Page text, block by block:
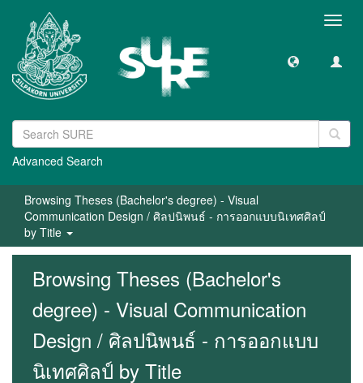
Advanced Search
Browsing Theses (Bachelor's degree) - Visual
Communication Design / ศิลปนิพนธ์ - การออกแบบนิเทศศิลป์
by Title
Browsing Theses (Bachelor's
degree) - Visual Communication
Design / ศิลปนิพนธ์ - การออกแบบ
นิเทศศิลป์ by Title